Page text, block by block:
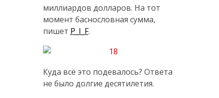
миллиардов долларов. На тот
момент баснословная сумма,
пишет P_I_F.
Куда всё это подевалось? Ответа
не было долгие десятилетия.